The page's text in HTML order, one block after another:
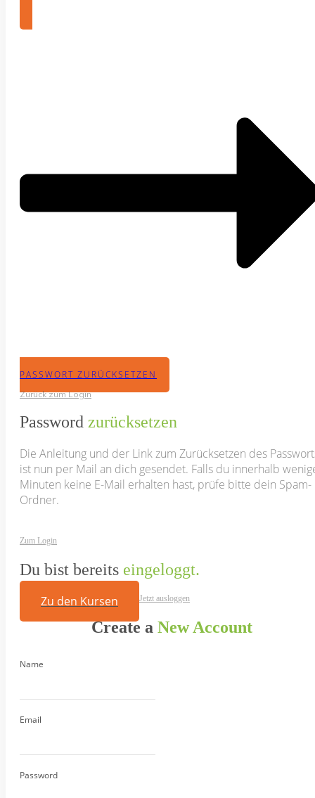
PASSWORT ZURÜCKSETZEN
Zurück zum Login
Password zurücksetzen
Die Anleitung und der Link zum Zurücksetzen des
ist nun per Mail an dich gesendet. Falls du innerhalb
Minuten keine E-Mail erhalten hast, prüfe bitte dein Spam-
Ordner.
Zum Login
Du bist bereits eingeloggt.
Zu den Kursen Jetzt ausloggen
Create a New Account
Name
Email
Password